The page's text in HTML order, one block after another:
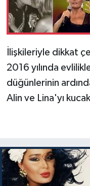
İlişkileriyle dikkat
2016 yılında
düğünlerinin
Alin ve Lina'yı